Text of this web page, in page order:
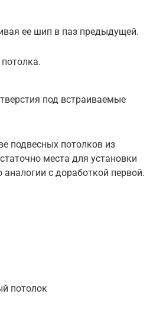
ее шип в паз предыдущей.
под встраиваемые
подвесных потолков из
места для установки
с доработкой первой.
потолок